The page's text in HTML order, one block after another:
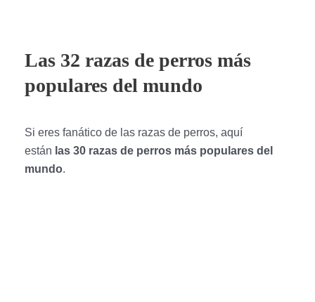
Las 32 razas de perros más
populares del mundo
Si eres fanático de las razas de perros, aquí
están las 30 razas de perros más populares del
mundo.